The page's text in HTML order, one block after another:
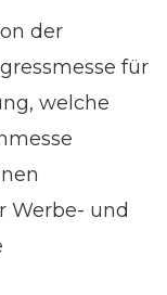
der
für
welche
Werbe- und